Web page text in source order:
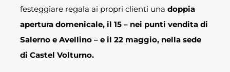
festeggiare regala ai propri clienti unadoppia
apertura domenicale, il 15 – nei punti vendita di
Salerno e Avellino – e il 22 maggio, nella sede
di Castel Volturno.